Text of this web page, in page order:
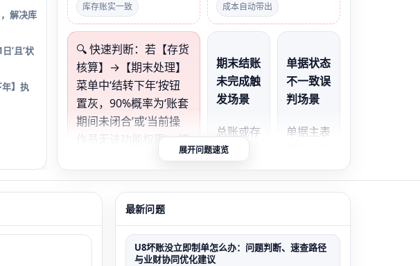
解决库
’且‘状
】执
库存账实一致 成本自动带出
🔍 快速判断：若【存货
核算】→【期末处理】
菜单中‘结转下年’按钮
置灰，90%概率为‘账套
期间未闭合’或‘当前操
作员无该功能权限’，请
先检查【系统服务】
当前期间与权限配置
期末结账
未完成触
发场景
总账或存
货核算模
未执行月
结转按钮
不可见
单据状态
不一致误
判场景
单据主表
明细行未
审核，系
示‘存在
未审核单
展开问题速览
最新问题
U8坏账没立即制单怎么办：问题判断、速查路径
与业财协同优化建议